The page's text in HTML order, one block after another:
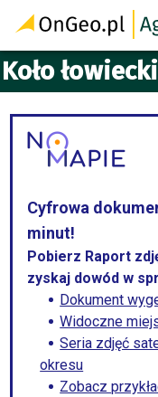
Koło
Cyfrowa
minut!
Pobierz Raport
zyskaj dowód w
Dokument
Widoczne
Seria zdjęć
okresu
Zobacz